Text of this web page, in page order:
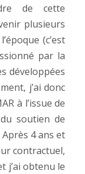
de cette
plusieurs
(c’est
par la
développées
j’ai donc
à l’issue de
soutien de
4 ans et
contractuel,
j’ai obtenu le